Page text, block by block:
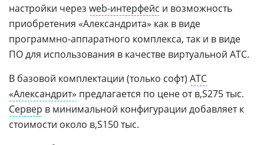
настройки через web-интерфейс и возможность
приобретения «Александрита» как в виде
программно-аппаратного комплекса, так и в виде
ПО для использования в качестве виртуальной АТС.
В базовой комплектации (только софт) АТС
«Александрит» предлагается по цене от
275 тыс.
Сервер в минимальной конфигурации добавляет к
стоимости около
150 тыс.